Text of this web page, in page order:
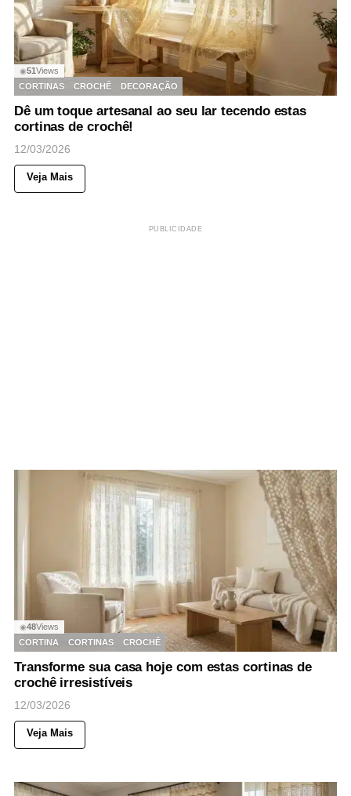
◉51 Views
CORTINAS
CROCHÊ DECORAÇÃO
Dê um toque artesanal ao seu lar tecendo estas
cortinas de crochê!
12/03/2026
Veja Mais
PUBLICIDADE
◉48Views
CORTINA
CORTINAS CROCHÊ
Transforme sua casa hoje com estas cortinas de
crochê irresistíveis
12/03/2026
Veja Mais